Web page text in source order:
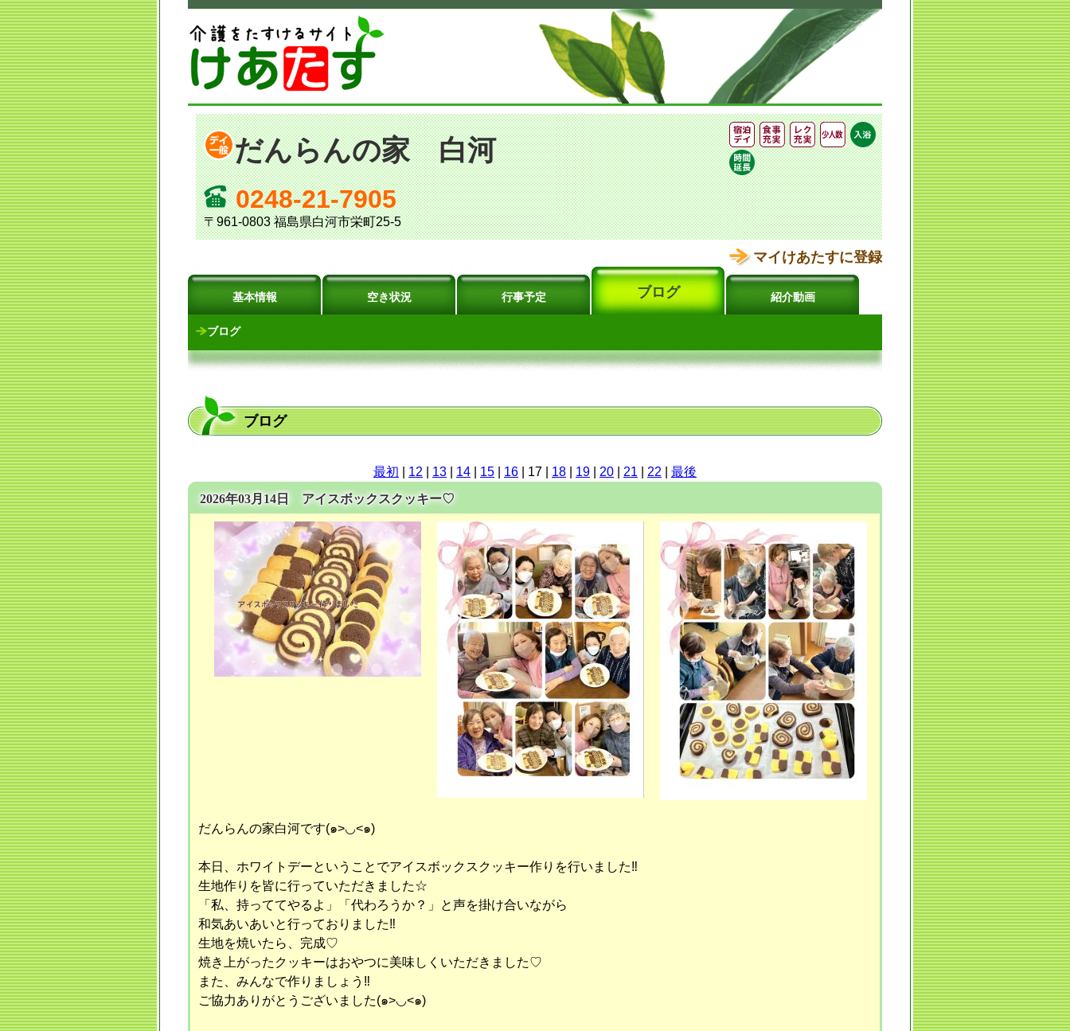
だんらんの家 白河
0248-21-7905
〒961-0803 福島県白河市栄町25-5
マイけあたすに登録
基本情報 空き状況 行事予定 ブログ 紹介動画
ブログ
ブログ
最初 12 13 14 15 16 | 17 | 18 19 20 21 22
最後
2026年03月14日 アイスボックスクッキー♡
だんらんの家白河です(๑>◡<๑)
本日、ホワイトデーということでアイスボックスクッキー作りを行いました‼︎
生地作りを皆に行っていただきました☆
「私、持っててやるよ」「代わろうか？」と声を掛け合いながら
和気あいあいと行っておりました‼︎
生地を焼いたら、完成♡
焼き上がったクッキーはおやつに美味しくいただきました♡
また、みんなで作りましょう‼︎
ご協力ありがとうございました(๑>◡<๑)